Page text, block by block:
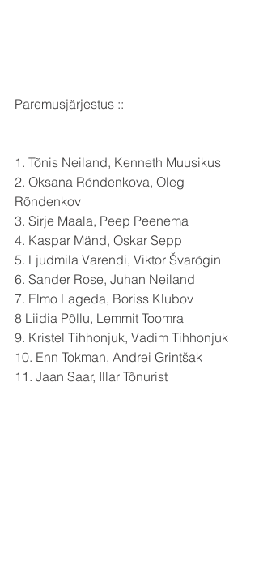
Paremusjärjestus ::
1. Tõnis Neiland, Kenneth Muusikus
2. Oksana Rõndenkova, Oleg
Rõndenkov
3. Sirje Maala, Peep Peenema
4. Kaspar Mänd, Oskar Sepp
5. Ljudmila Varendi, Viktor Švarõgin
6. Sander Rose, Juhan Neiland
7. Elmo Lageda, Boriss Klubov
8 Liidia Põllu, Lemmit Toomra
9. Kristel Tihhonjuk, Vadim Tihhonjuk
10. Enn Tokman, Andrei Grintšak
11. Jaan Saar, Illar Tõnurist